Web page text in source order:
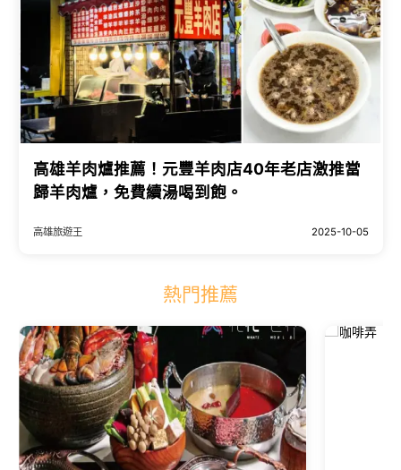
高雄羊肉爐推薦！元豐羊肉店40年老店激推當
歸羊肉爐，免費續湯喝到飽。
高雄旅遊王 2025-10-05
熱門推薦